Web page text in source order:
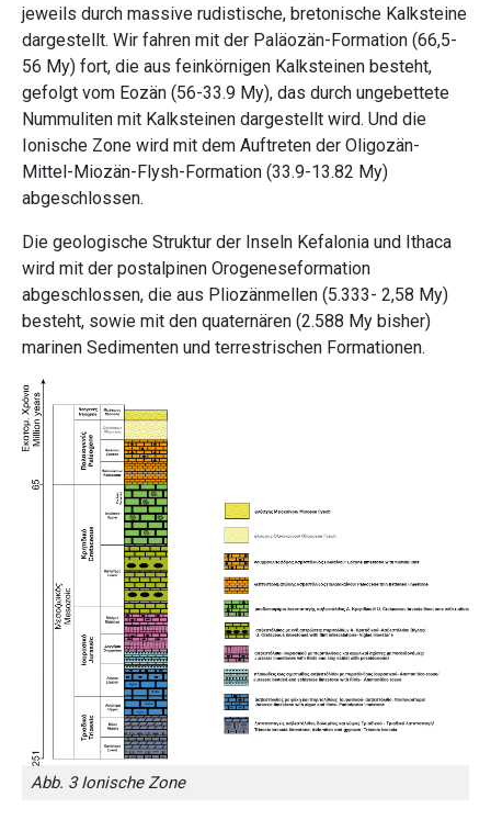
jeweils durch massive rudistische, bretonische Kalksteine
dargestellt. Wir fahren mit der Paläozän-Formation (66,5-
56 My) fort, die aus feinkörnigen Kalksteinen besteht,
gefolgt vom Eozän (56-33.9 My), das durch ungebettete
Nummuliten mit Kalksteinen dargestellt wird. Und die
Ionische Zone wird mit dem Auftreten der Oligozän-
Mittel-Miozän-Flysh-Formation (33.9-13.82 My)
abgeschlossen.
Die geologische Struktur der Inseln Kefalonia und Ithaca
wird mit der postalpinen Orogeneseformation
abgeschlossen, die aus Pliozänmellen (5.333- 2,58 My)
besteht, sowie mit den quaternären (2.588 My bisher)
marinen Sedimenten und terrestrischen Formationen.
Abb. 3 Ionische Zone